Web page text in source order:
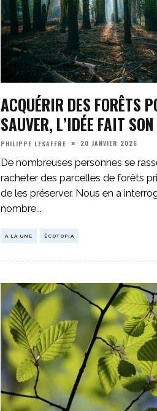
ACQUÉRIR DES FORÊTS
SAUVER, L’IDÉE FAIT
PHILIPPE LESAFFRE 20 JANVIER 2026
De nombreuses personnes se
racheter des parcelles de forêts
de les préserver. Nous en a
nombre...
A LA UNE ÉCOTOPIA